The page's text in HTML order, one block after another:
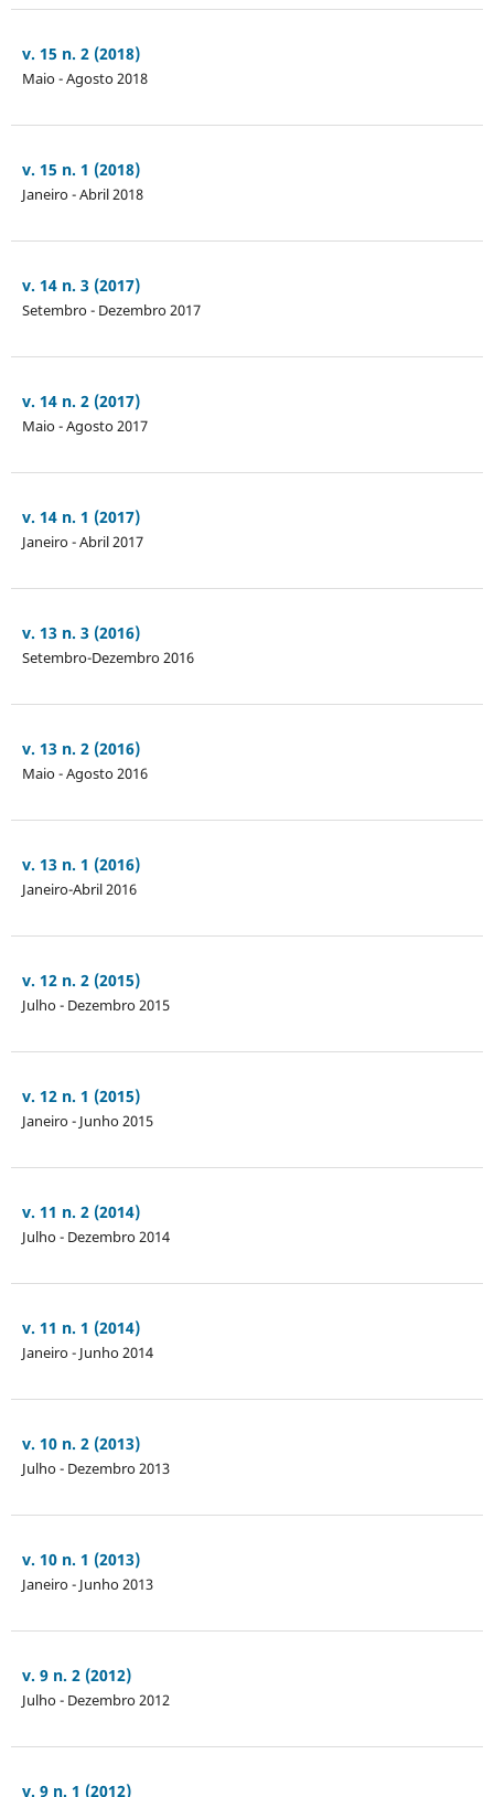
v. 15 n. 2 (2018)
Maio - Agosto 2018
v. 15 n. 1 (2018)
Janeiro - Abril 2018
v. 14 n. 3 (2017)
Setembro - Dezembro 2017
v. 14 n. 2 (2017)
Maio - Agosto 2017
v. 14 n. 1 (2017)
Janeiro - Abril 2017
v. 13 n. 3 (2016)
Setembro-Dezembro 2016
v. 13 n. 2 (2016)
Maio - Agosto 2016
v. 13 n. 1 (2016)
Janeiro-Abril 2016
v. 12 n. 2 (2015)
Julho - Dezembro 2015
v. 12 n. 1 (2015)
Janeiro - Junho 2015
v. 11 n. 2 (2014)
Julho - Dezembro 2014
v. 11 n. 1 (2014)
Janeiro - Junho 2014
v. 10 n. 2 (2013)
Julho - Dezembro 2013
v. 10 n. 1 (2013)
Janeiro - Junho 2013
v. 9 n. 2 (2012)
Julho - Dezembro 2012
v. 9 n. 1 (2012)